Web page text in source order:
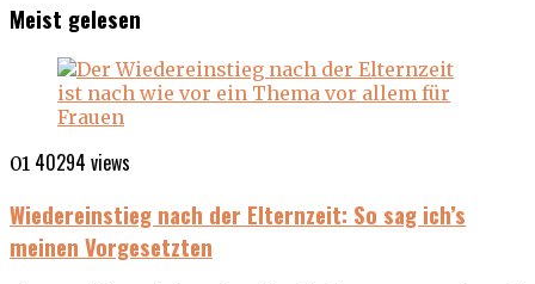
Meist gelesen
01 40294 views
Wiedereinstieg nach der Elternzeit: So sag ich’s
meinen Vorgesetzten